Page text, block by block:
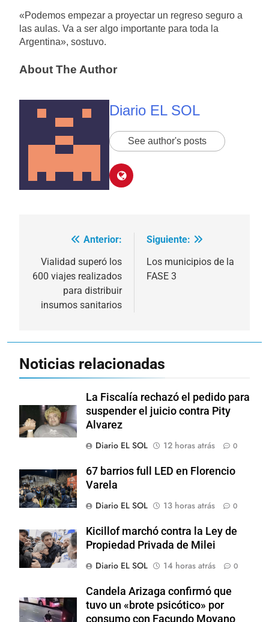
«Podemos empezar a proyectar un regreso seguro a
las aulas. Va a ser algo importante para toda la
Argentina», sostuvo.
About The Author
Diario EL SOL
See author's posts
Navegación
de
entradas
Anterior:
Vialidad superó los
600 viajes realizados
para distribuir
insumos sanitarios
Siguiente:
Los municipios de la
FASE 3
Noticias relacionadas
La Fiscalía rechazó el pedido para
suspender el juicio contra Pity
Alvarez
Diario EL SOL
12 horas atrás 0
67 barrios full LED en Florencio
Varela
Diario EL SOL
13 horas atrás 0
Kicillof marchó contra la Ley de
Propiedad Privada de Milei
Diario EL SOL
14 horas atrás 0
Candela Arizaga confirmó que
tuvo un «brote psicótico» por
consumo con Facundo Moyano